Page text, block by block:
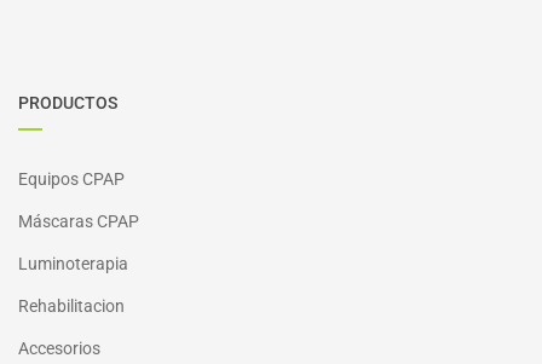
PRODUCTOS
Equipos CPAP
Máscaras CPAP
Luminoterapia
Rehabilitacion
Accesorios